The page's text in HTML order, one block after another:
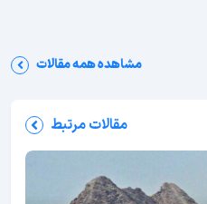
مشاهده همه مقالات
مقالات مرتبط